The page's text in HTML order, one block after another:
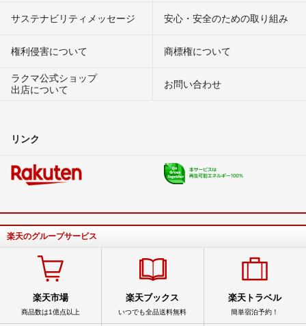
サステナビリティメッセージ 安心・安全のための取り組み
権利侵害について
商標権について
ラクマ公式ショップ
出店について
お問い合わせ
リンク
楽天のグループサービス
楽天市場
商品数は1億点以上
楽天ブックス
いつでも全品送料無料
楽天トラベル
簡単宿泊予約！